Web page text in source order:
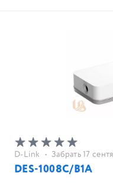
D-Link • Забрать 17
DES-1008C/B1A